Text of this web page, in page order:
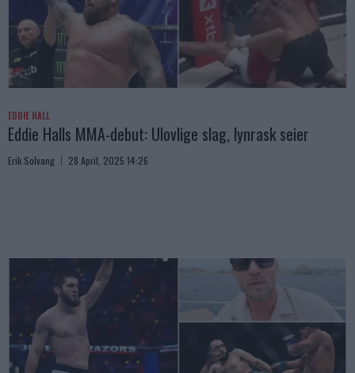
EDDIE HALL
Eddie Halls MMA-debut: Ulovlige slag, lynrask seier
Erik Solvang 28 April, 2025 14:26